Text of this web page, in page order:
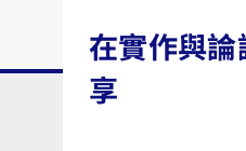
在實作與
享